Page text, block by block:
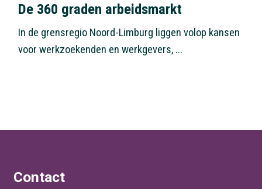
De 360 graden arbeidsmarkt
In de grensregio Noord-Limburg liggen volop kansen
voor werkzoekenden en werkgevers, ...
Contact